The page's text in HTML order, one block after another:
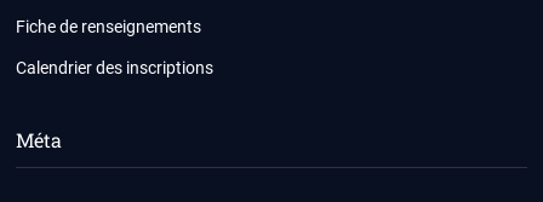
Fiche de renseignements
Calendrier des inscriptions
Méta